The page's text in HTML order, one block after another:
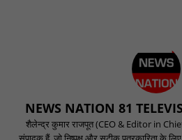
NEWS NATION 81
शैलेन्द्र कुमार राजपूत (CEO & Editor in